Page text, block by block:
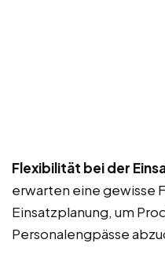
Flexibilität bei der
erwarten eine gewisse
Einsatzplanung, um
Personalengpässe